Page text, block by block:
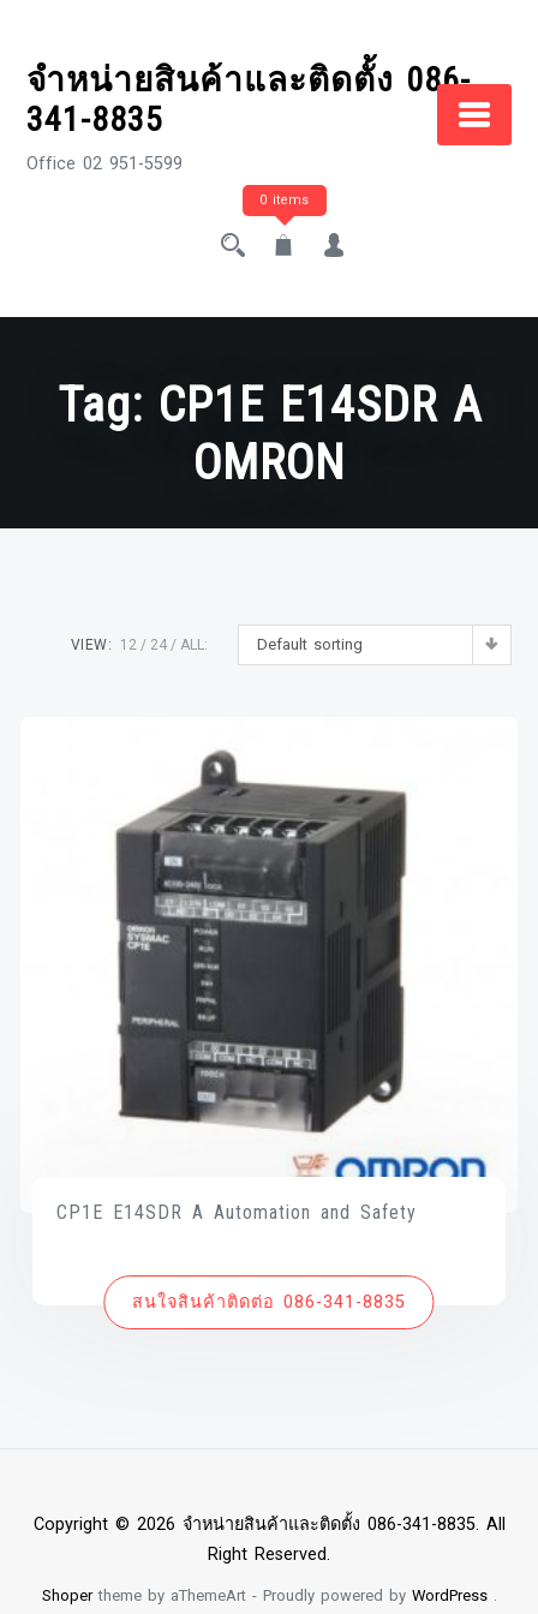
contentจำหน่ายสินค้าและติดตั้ง 086-
341-8835
Office 02 951-5599
0 items
Tag: CP1E E14SDR A
OMRON
Default sorting
VIEW: 12 24 ALL:
CP1E E14SDR A Automation and Safety
สนใจสินค้าติดต่อ 086-341-8835
Copyright © 2026 จำหน่ายสินค้าและติดตั้ง 086-341-8835. All
Right Reserved.
Shopertheme by aThemeArt - Proudly powered by WordPress.